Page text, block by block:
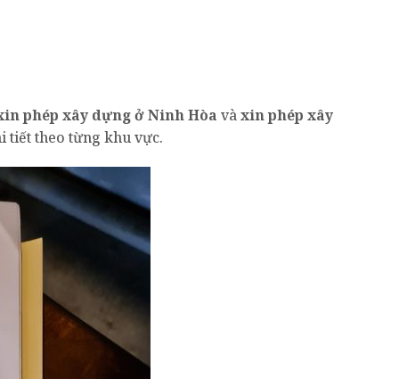
phép xây dựng ở Ninh Hòa vàxin phép xây
tiết theo từng khu vực.